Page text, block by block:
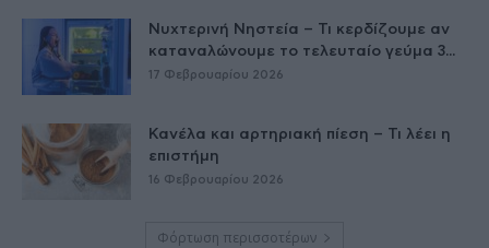
Νυχτερινή Νηστεία – Τι κερδίζουμε αν
καταναλώνουμε το τελευταίο γεύμα 3...
17 Φεβρουαρίου 2026
Κανέλα και αρτηριακή πίεση – Τι λέει η
επιστήμη
16 Φεβρουαρίου 2026
Φόρτωση περισσοτέρων